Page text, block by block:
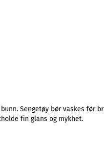
Sengetøy bør vaskes før
fin glans og mykhet.